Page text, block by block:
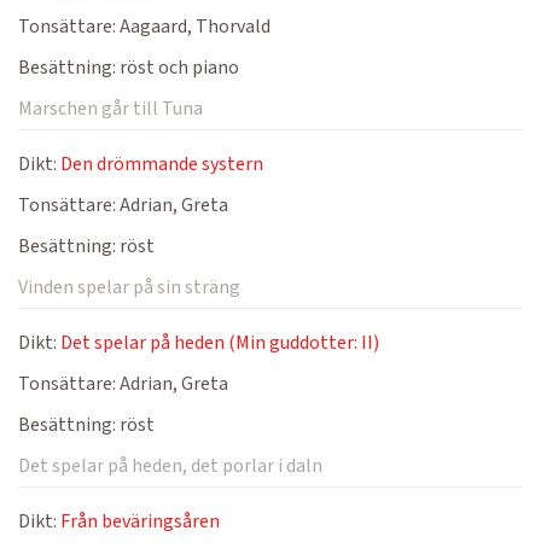
Tonsättare:Aagaard, Thorvald
Besättning: röst och piano
Marschen går till Tuna
Dikt: Den drömmande systern
Tonsättare:Adrian, Greta
Besättning: röst
Vinden spelar på sin sträng
Dikt: Det spelar på heden (Min guddotter: II)
Tonsättare:Adrian, Greta
Besättning: röst
Det spelar på heden, det porlar i daln
Dikt: Från beväringsåren